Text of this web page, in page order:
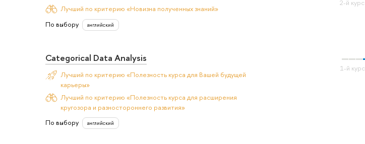
Лучший по критерию «Новизна полученных знаний»
По выбору
английский
Categorical Data Analysis
Лучший по критерию «Полезность курса для Вашей будущей
карьеры»
Лучший по критерию «Полезность курса для расширения
кругозора и разностороннего развития»
По выбору
английский